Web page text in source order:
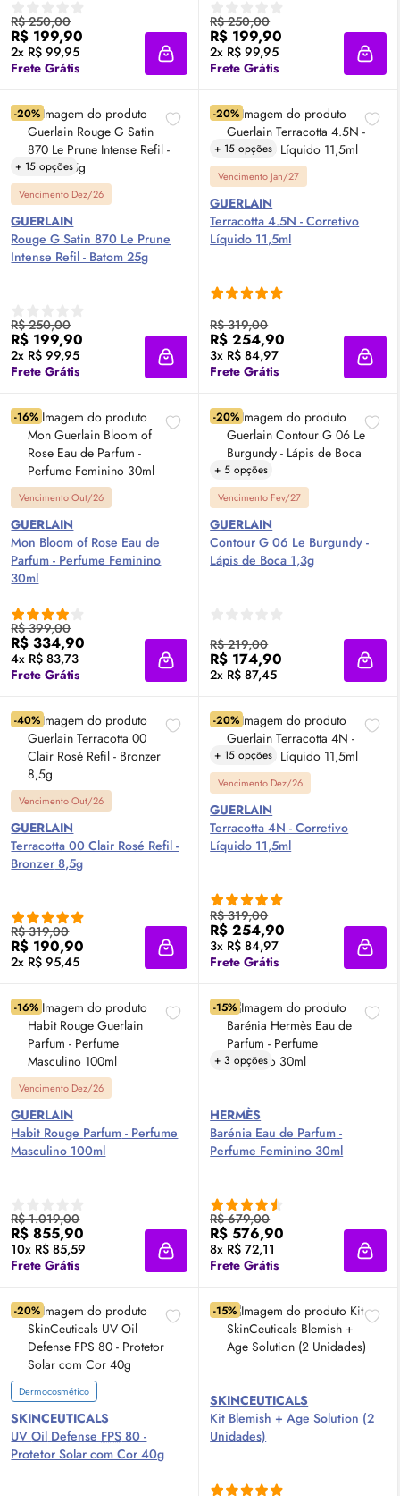
R$ 250,00
R$ 199,90
2x R$ 99,95
Frete Grátis
Adicionar à sacola
R$ 250,00
R$ 199,90
2x R$ 99,95
Frete Grátis
-20%
+ 15 opções
Vencimento Dez/26
GUERLAIN
Rouge G Satin 870 Le Prune
Intense Refil - Batom 25g
R$ 250,00
R$ 199,90
2x R$ 99,95
Frete Grátis
Adicionar à sacola
-20%
+ 15 opções
Vencimento Jan/27
GUERLAIN
Terracotta 4.5N - Corretivo
Líquido 11,5ml
R$ 319,00
R$ 254,90
3x R$ 84,97
Frete Grátis
-16%
Vencimento Out/26
GUERLAIN
Mon Bloom of Rose Eau de
Parfum - Perfume Feminino
30ml
R$ 399,00
R$ 334,90
4x R$ 83,73
Frete Grátis
Adicionar à sacola
-20%
+ 5 opções
Vencimento Fev/27
GUERLAIN
Contour G 06 Le Burgundy -
Lápis de Boca 1,3g
R$ 219,00
R$ 174,90
2x R$ 87,45
-40%
Vencimento Out/26
GUERLAIN
Terracotta 00 Clair Rosé Refil -
Bronzer 8,5g
R$ 319,00
R$ 190,90
2x R$ 95,45 Adicionar à sacola
-20%
+ 15 opções
Vencimento Dez/26
GUERLAIN
Terracotta 4N - Corretivo
Líquido 11,5ml
R$ 319,00
R$ 254,90
3x R$ 84,97
Frete Grátis
-16%
Vencimento Dez/26
GUERLAIN
Habit Rouge Parfum - Perfume
Masculino 100ml
R$ 1.019,00
R$ 855,90
10x R$ 85,59
Frete Grátis
Adicionar à sacola
-15%
+ 3 opções
HERMÈS
Barénia Eau de Parfum -
Perfume Feminino 30ml
R$ 679,00
R$ 576,90
8x R$ 72,11
Frete Grátis
-20%
Dermocosmético
SKINCEUTICALS
UVOil DefenseFPS 80 -
Protetor Solar com Cor 40g
-15%
SKINCEUTICALS
Kit Blemish + Age Solution (2
Unidades)